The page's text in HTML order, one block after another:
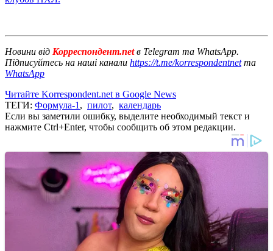
Новини від Корреспондент.netв Telegram та WhatsApp.
Підписуйтесь на наші канали https://t.me/korrespondentnetта
WhatsApp
Читайте Korrespondent.net в Google News
ТЕГИ: Формула-1, пилот, календарь
Если вы заметили ошибку, выделите необходимый текст и
нажмите Ctrl+Enter, чтобы сообщить об этом редакции.